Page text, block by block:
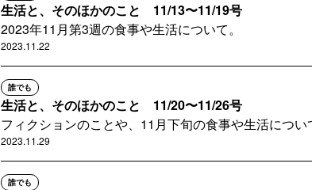
生活と、そのほかのこと 11/13〜11/19号
2023年11月第3週の食事や生活について。
2023.11.22
誰でも
生活と、そのほかのこと 11/20〜11/26号
フィクションのことや、11月下旬の食事や生活につい
2023.11.29
誰でも